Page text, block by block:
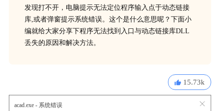
发现打不开，电脑提示无法定位程序输入点于动态链接
库,或者弹窗提示系统错误。这个是什么意思呢？下面小
编就给大家分享下程序无法找到入口与动态链接库DLL
丢失的原因和解决方法。
15.73k
acad.exe - 系统错误